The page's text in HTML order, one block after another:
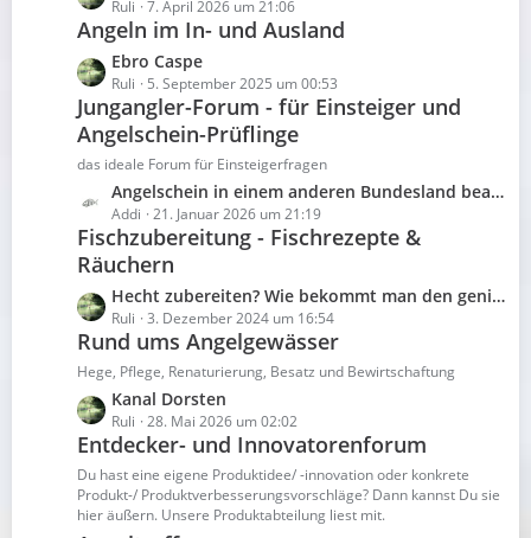
g
e
e
i
r
ä
g
e
e
t
z
t
e
B
e
i
ä
g
e
Ruli 7. April 2026 um 21:06
Angeln im In- und Ausland
L
e
z
B
e
i
t
r
ä
g
e
Ebro Caspe
Ruli 5. September 2025 um 00:53
Jungangler-Forum - für Einsteiger und
Angelschein-Prüflinge
das ideale Forum für Einsteigerfragen
e
t
z
e
B
e
i
t
r
ä
g
e
Angelschein in einem anderen Bundesland beantragen
Addi 21. Januar 2026 um 21:19
Fischzubereitung - Fischrezepte &
Räuchern
L
e
t
z
e
B
i
t
r
Hecht zubereiten? Wie bekommt man den genießbar?
Ruli 3. Dezember 2024 um 16:54
Rund ums Angelgewässer
Hege, Pflege, Renaturierung, Besatz und Bewirtschaftung
L
e
t
z
t
e
Kanal Dorsten
Ruli 28. Mai 2026 um 02:02
Entdecker- und Innovatorenforum
Du hast eine eigene Produktidee/ -innovation oder konkrete
Produkt-/ Produktverbesserungsvorschläge? Dann kannst Du sie
hier äußern. Unsere Produktabteilung liest mit.